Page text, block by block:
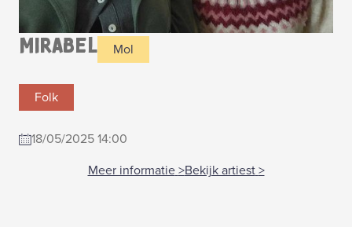
MIRABEL Mol
Folk
18/05/2025 14:00
Meer informatie>Bekijk artiest>